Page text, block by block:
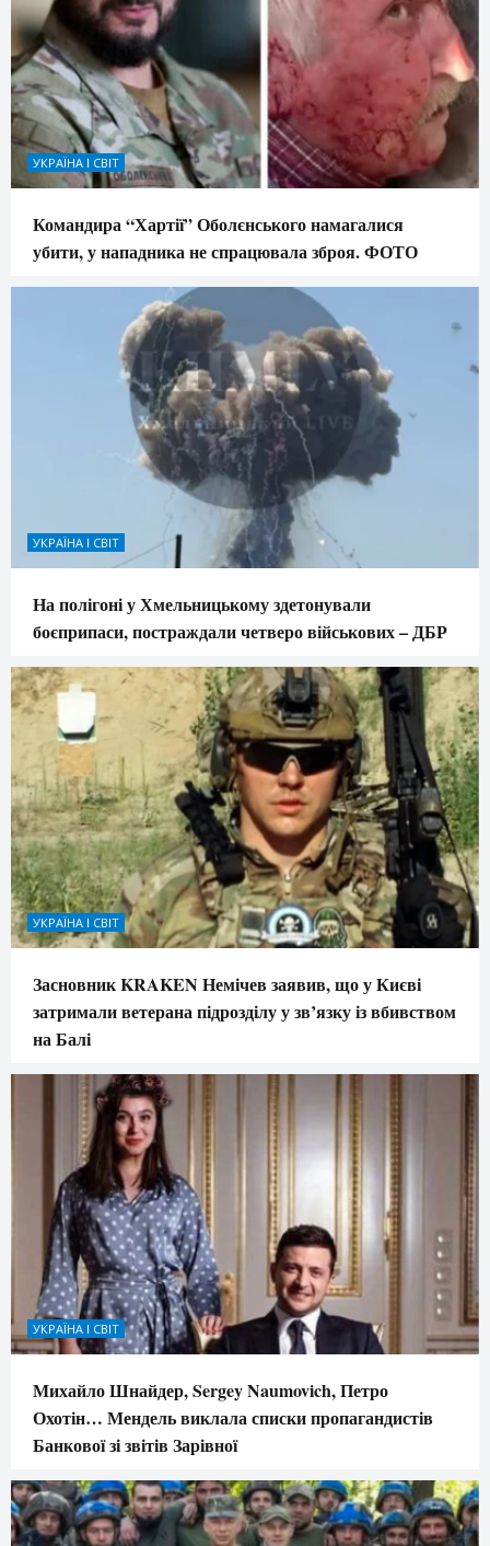
УКРАЇНА І СВІТ
Командира “Хартії” Оболєнського намагалися
убити, у нападника не спрацювала зброя. ФОТО
УКРАЇНА І СВІТ
На полігоні у Хмельницькому здетонували
боєприпаси, постраждали четверо військових – ДБР
УКРАЇНА І СВІТ
Засновник KRAKEN Немічев заявив, що у Києві
затримали ветерана підрозділу у зв’язку із вбивством
на Балі
УКРАЇНА І СВІТ
Михайло Шнайдер, Sergey Naumovich, Петро
Охотін… Мендель виклала списки пропагандистів
Банкової зі звітів Зарівної